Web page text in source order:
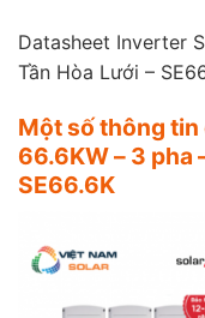
Datasheet Inverter
Tần Hòa Lưới –
Một số thông tin
66.6KW – 3 pha
SE66.6K